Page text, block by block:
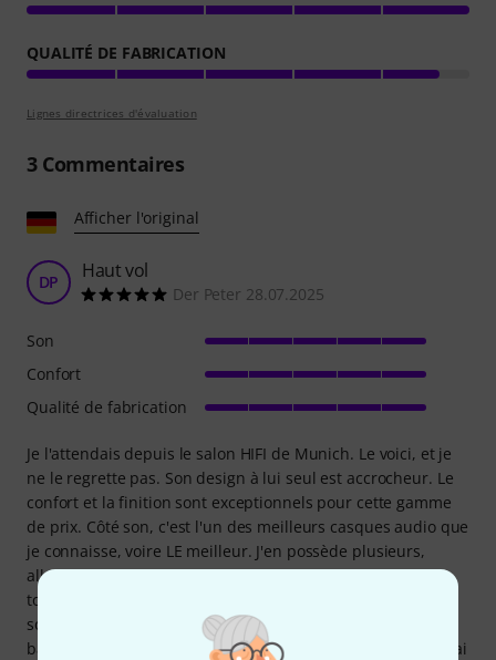
QUALITÉ DE FABRICATION
Lignes directrices d'évaluation
3Commentaires
Afficher l'original
DP Haut vol
Der Peter 28.07.2025
Je l'attendais depuis le salon HIFI de Munich. Le voici, et je
ne le regrette pas. Son design à lui seul est accrocheur. Le
confort et la finition sont exceptionnels pour cette gamme
de prix. Côté son, c'est l'un des meilleurs casques audio que
je connaisse, voire LE meilleur. J'en possède plusieurs,
allant de 150 à 1600 € environ. Le Meze Silva les surpasse
tous. Sa scène sonore est magnifique et large. Les aigus
sont soyeux, et les médiums complètent le son par des
basses merveilleusement douces et profondes. C'est un vrai
Son
Confort
Qualité de fabrication